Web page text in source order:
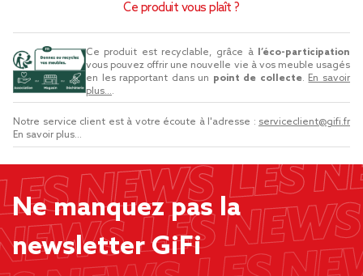
Ce produit vous plaît ?
Ce produit est recyclable, grâce à
l’éco-participation
vous pouvez offrir une nouvelle vie à vos meuble usagés
en les rapportant dans un point de collecte. En savoir
plus....
Notre service client est à votre écoute à l'adresse : serviceclient@gifi.fr
En savoir plus...
Ne manquez pas la
newsletter GiFi